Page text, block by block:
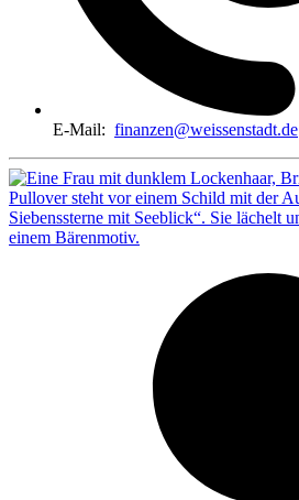
E-Mail: finanzen@weissenstadt.de